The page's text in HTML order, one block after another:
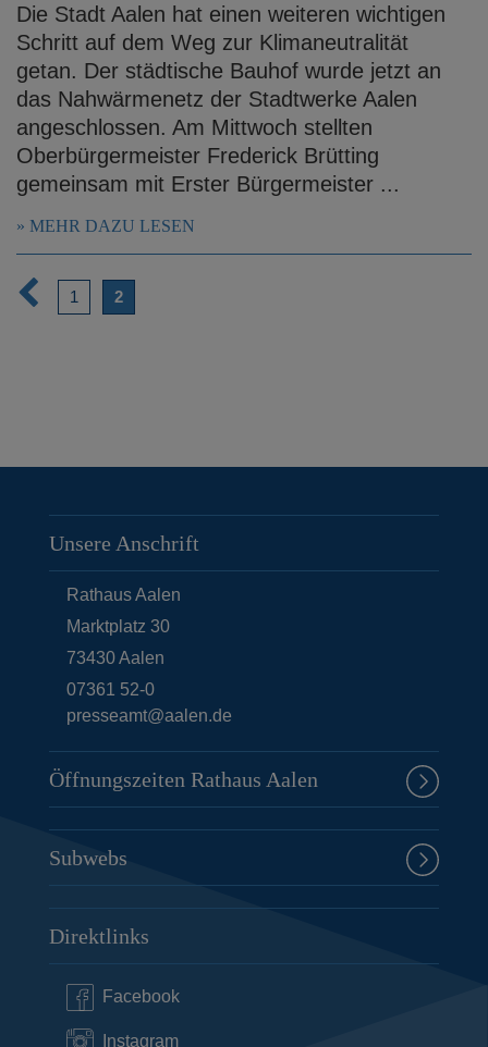
Die Stadt Aalen hat einen weiteren wichtigen
Schritt auf dem Weg zur Klimaneutralität
getan. Der städtische Bauhof wurde jetzt an
das Nahwärmenetz der Stadtwerke Aalen
angeschlossen. Am Mittwoch stellten
Oberbürgermeister Frederick Brütting
gemeinsam mit Erster Bürgermeister ...
MEHR DAZU LESEN
e
1 2
Unsere Anschrift
Rathaus Aalen
Marktplatz 30
73430Aalen
07361 52-0
presseamt@aalen.de
Öffnungszeiten Rathaus Aalen
Subwebs
Direktlinks
Facebook
Instagram